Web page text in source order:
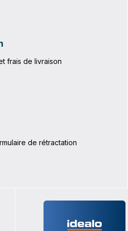
frais de livraison
de rétractation